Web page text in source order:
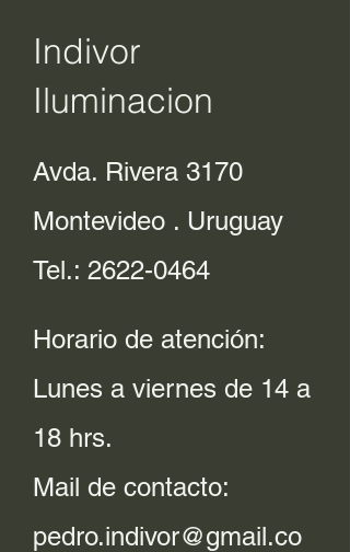
Indivor
Iluminacion
Avda. Rivera 3170
Montevideo . Uruguay
Tel.: 2622-0464
Horario de atención:
Lunes a viernes de 14 a
18 hrs.
Mail de contacto:
pedro.indivor@gmail.co